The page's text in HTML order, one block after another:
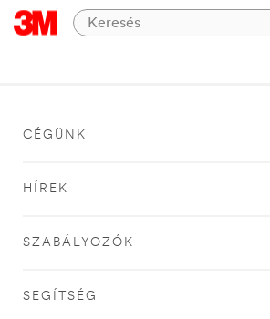
CÉGÜNK
HÍREK
SZABÁLYOZÓK
SEGÍTSÉG